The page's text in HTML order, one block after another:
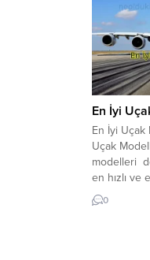
En İyi
En İyi
Uçak
modelleri
en hızlı ve
biridir.
gelişti ve
0